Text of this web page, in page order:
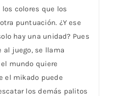
colores que los
puntuación. ¿Y ese
hay una unidad? Pues
al juego, se llama
mundo quiere
el mikado puede
los demás palitos